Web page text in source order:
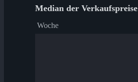
Median der Verkaufspreise
Woche